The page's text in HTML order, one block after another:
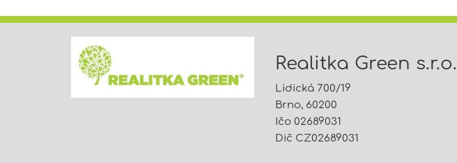
Realitka Green s.r.o.
Lidická 700/19
Brno, 60200
Ičo 02689031
Dič CZ02689031